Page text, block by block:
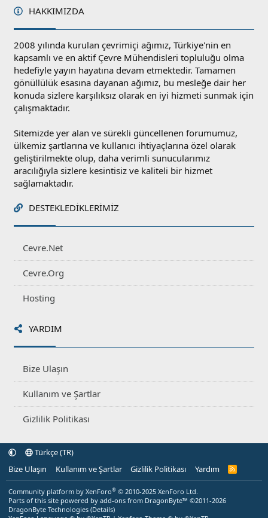
HAKKIMIZDA
2008 yılında kurulan çevrimiçi ağımız, Türkiye'nin en
kapsamlı ve en aktif Çevre Mühendisleri topluluğu olma
hedefiyle yayın hayatına devam etmektedir. Tamamen
gönüllülük esasına dayanan ağımız, bu mesleğe dair her
konuda sizlere karşılıksız olarak en iyi hizmeti sunmak için
çalışmaktadır.
Sitemizde yer alan ve sürekli güncellenen forumumuz,
ülkemiz şartlarına ve kullanıcı ihtiyaçlarına özel olarak
geliştirilmekte olup, daha verimli sunucularımız
aracılığıyla sizlere kesintisiz ve kaliteli bir hizmet
sağlamaktadır.
DESTEKLEDIKLERIMIZ
Cevre.Net
Cevre.Org
Hosting
YARDIM
Bize Ulaşın
Kullanım ve Şartlar
Gizlilik Politikası
Türkçe (TR)
Bize Ulaşın
Kullanım ve Şartlar Gizlilik Politikası Yardım
R
Community platform by XenForo® © 2010-2025 XenForo Ltd.
Parts of this site powered by add-ons from DragonByte™ ©2011-2026
DragonByte Technologies (Details)